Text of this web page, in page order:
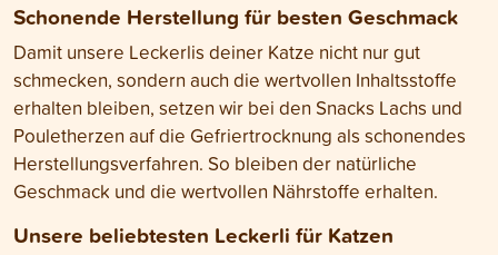
Schonende Herstellung für besten Geschmack
Damit unsere Leckerlis deiner Katze nicht nur gut
schmecken, sondern auch die wertvollen Inhaltsstoffe
erhalten bleiben, setzen wir bei den Snacks Lachs und
Pouletherzen auf die Gefriertrocknung als schonendes
Herstellungsverfahren. So bleiben der natürliche
Geschmack und die wertvollen Nährstoffe erhalten.
Unsere beliebtesten Leckerli für Katzen